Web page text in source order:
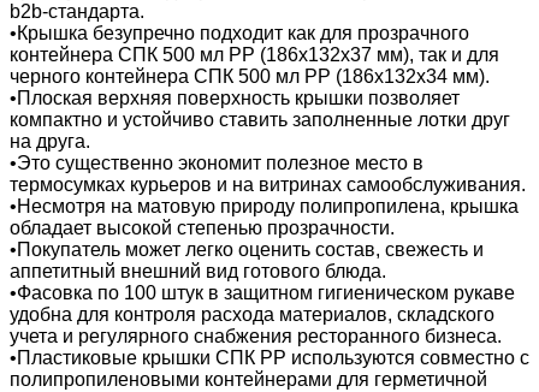
b2b-стандарта.
•Крышка безупречно подходит как для прозрачного
контейнера СПК 500 мл PP (186х132х37 мм), так и для
черного контейнера СПК 500 мл PP (186х132х34 мм).
•Плоская верхняя поверхность крышки позволяет
компактно и устойчиво ставить заполненные лотки друг
на друга.
•Это существенно экономит полезное место в
термосумках курьеров и на витринах самообслуживания.
•Несмотря на матовую природу полипропилена, крышка
обладает высокой степенью прозрачности.
•Покупатель может легко оценить состав, свежесть и
аппетитный внешний вид готового блюда.
•Фасовка по 100 штук в защитном гигиеническом рукаве
удобна для контроля расхода материалов, складского
учета и регулярного снабжения ресторанного бизнеса.
•Пластиковые крышки СПК PP используются совместно с
полипропиленовыми контейнерами для герметичной